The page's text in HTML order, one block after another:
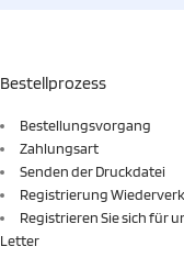
Bestellprozess
Bestellungsvorgang
Zahlungsart
Senden der Druckdatei
Registrierung
Registrieren Sie sich für
Letter